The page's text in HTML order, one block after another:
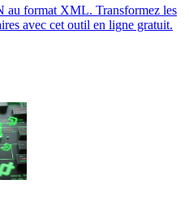
au format XML. Transformez les
avec cet outil en ligne gratuit.